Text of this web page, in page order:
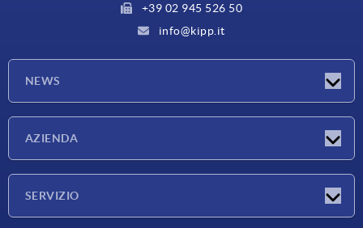
+39 02 945 526 50
info@kipp.it
NEWS
AZIENDA
SERVIZIO